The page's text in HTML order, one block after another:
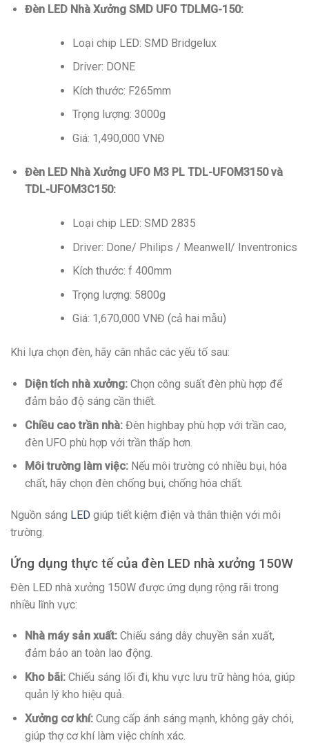
Đèn LED Nhà Xưởng SMD UFO TDLMG-150:
Loại chip LED: SMD Bridgelux
Driver: DONE
Kích thước: F265mm
Trọng lượng: 3000g
Giá: 1,490,000 VNĐ
Đèn LED Nhà Xưởng UFO M3 PL TDL-UFOM3150 và
TDL-UFOM3C150:
Loại chip LED: SMD 2835
Driver: Done/ Philips / Meanwell/ Inventronics
Kích thước: f 400mm
Trọng lượng: 5800g
Giá: 1,670,000 VNĐ (cả hai mẫu)
Khi lựa chọn đèn, hãy cân nhắc các yếu tố sau:
Diện tích nhà xưởng:Chọn công suất đèn phù hợp để
đảm bảo độ sáng cần thiết.
Chiều cao trần nhà:Đèn highbay phù hợp với trần cao,
đèn UFO phù hợp với trần thấp hơn.
Môi trường làm việc:Nếu môi trường có nhiều bụi, hóa
chất, hãy chọn đèn chống bụi, chống hóa chất.
Nguồn sáng LED giúp tiết kiệm điện và thân thiện với môi
trường.
Ứng dụng thực tế của đèn LED nhà xưởng 150W
Đèn LED nhà xưởng 150W được ứng dụng rộng rãi trong
nhiều lĩnh vực:
Nhà máy sản xuất:Chiếu sáng dây chuyền sản xuất,
đảm bảo an toàn lao động.
Kho bãi:Chiếu sáng lối đi, khu vực lưu trữ hàng hóa, giúp
quản lý kho hiệu quả.
Xưởng cơ khí:Cung cấp ánh sáng mạnh, không gây chói,
giúp thợ cơ khí làm việc chính xác.